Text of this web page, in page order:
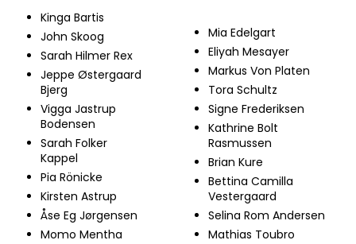
Kinga Bartis
John Skoog
Sarah Hilmer Rex
Jeppe Østergaard
Bjerg
Vigga Jastrup
Bodensen
Sarah Folker
Kappel
Pia Rönicke
Kirsten Astrup
Åse Eg Jørgensen
Momo Mentha
Mia Edelgart
Eliyah Mesayer
Markus Von Platen
Tora Schultz
Signe Frederiksen
Kathrine Bolt
Rasmussen
Brian Kure
Bettina Camilla
Vestergaard
Selina Rom Andersen
Mathias Toubro